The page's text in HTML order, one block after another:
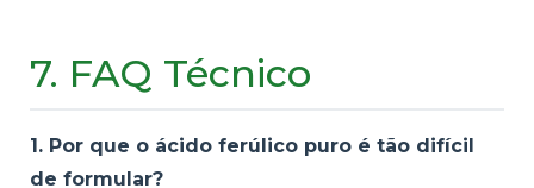
7. FAQ Técnico
1. Por que o ácido ferúlico puro é tão difícil
de formular?